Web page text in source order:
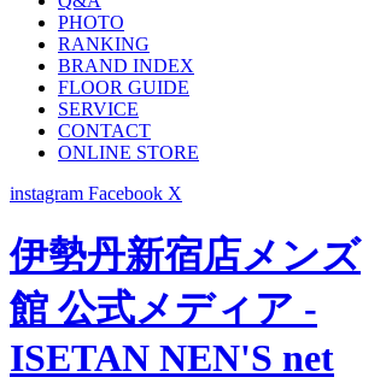
PHOTO
RANKING
BRAND INDEX
FLOOR GUIDE
SERVICE
CONTACT
ONLINE STORE
instagram Facebook X
伊勢丹新宿店メンズ
館 公式メディア -
ISETAN NEN'S net